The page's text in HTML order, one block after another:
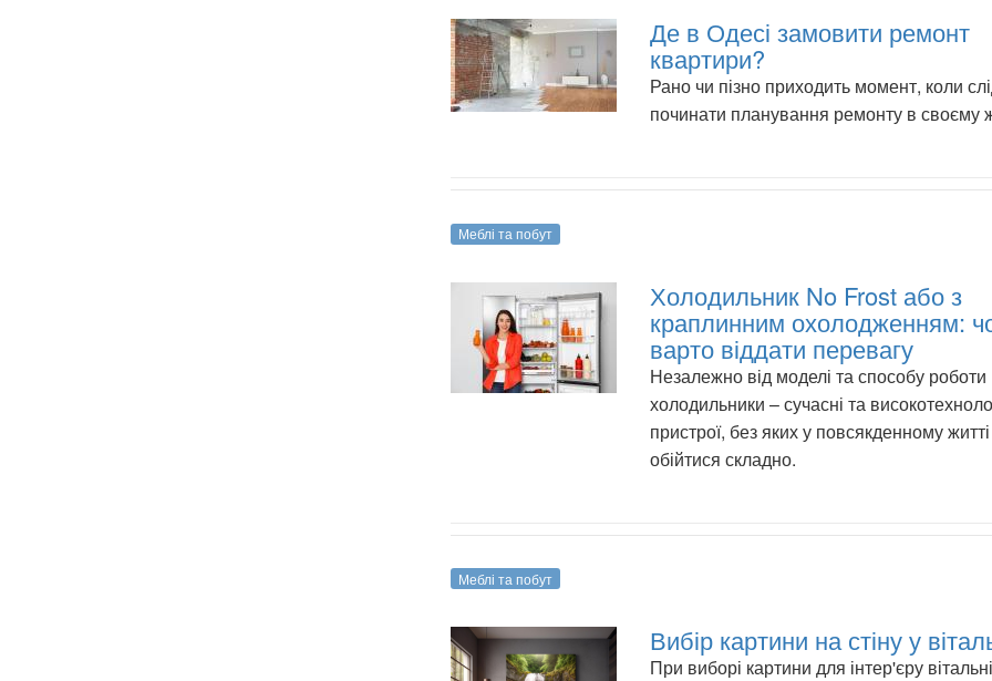
Де в Одесі замовити ремонт
квартири?
Рано чи пізно приходить момент, коли
починати планування ремонту в своєму
Меблі та побут
Холодильник No Frost або з
краплинним охолодженням:
варто віддати перевагу
Незалежно від моделі та способу роботи
холодильники – сучасні та
пристрої, без яких у повсякденному житті
обійтися складно.
Меблі та побут
Вибір картини на стіну у
При виборі картини для інтер'єру вітальні